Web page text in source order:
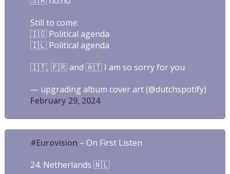
Still to come:
🇮🇸 Political agenda
🇮🇱 Political agenda
🇮🇹, 🇫🇷 and 🇦🇹 I am so sorry for you
— upgrading album cover art (@dutchspotify)
February 29, 2024
#Eurovision – On First Listen
24. Netherlands 🇳🇱